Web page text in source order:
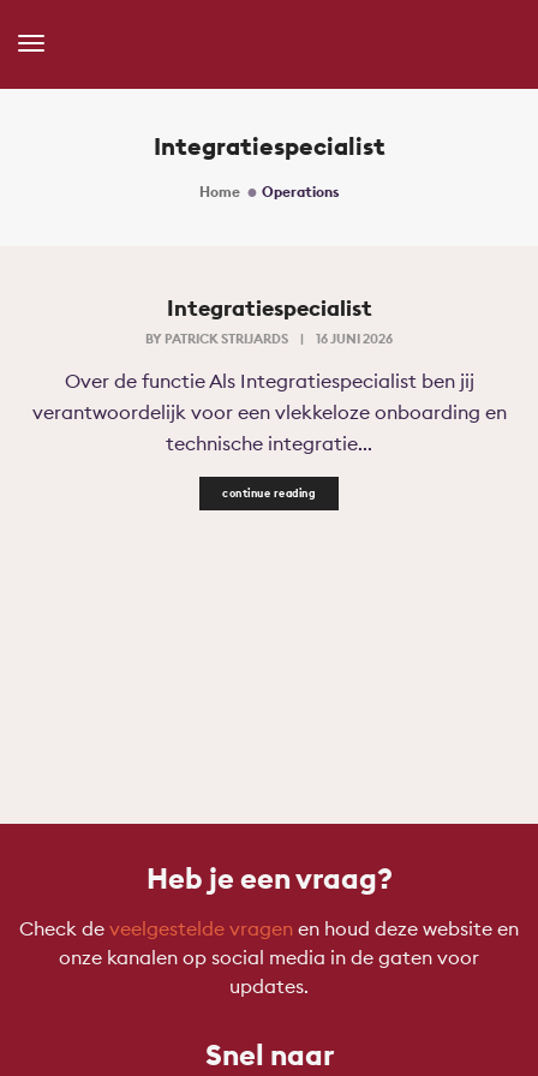
Toggle
Integratiespecialist
Home Operations
Integratiespecialist
BY PATRICK STRIJARDS | 16 JUNI 2026
Over de functie Als Integratiespecialist ben jij
verantwoordelijk voor een vlekkeloze onboarding en
technische integratie...
continue reading
Heb je een vraag?
Check de veelgestelde vragen en houd deze website en
onze kanalen op social media in de gaten voor
updates.
Snel naar